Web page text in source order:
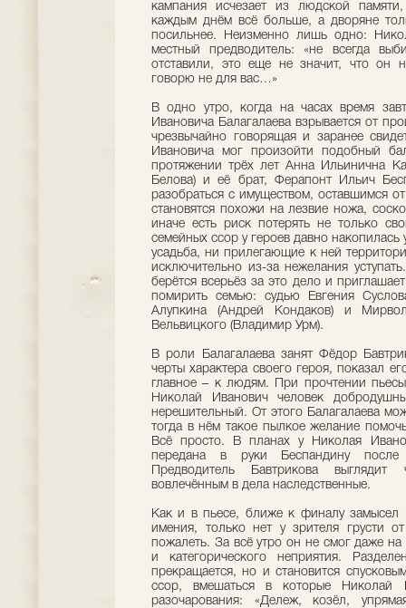
кампания исчезает из людской
каждым днём всё больше, а дворяне
посильнее. Неизменно лишь одно:
местный предводитель: «не всегда
отставили, это еще не значит, что он
говорю не для вас…»
В одно утро, когда на часах время
Ивановича Балагалаева взрывается от
чрезвычайно говорящая и заранее
Ивановича мог произойти подобный
протяжении трёх лет Анна Ильинична
Белова) и её брат, Ферапонт Ильич
разобраться с имуществом, оставшимся
становятся похожи на лезвие ножа,
иначе есть риск потерять не только
семейных ссор у героев давно накопилась
усадьба, ни прилегающие к ней
исключительно из-за нежелания
берётся всерьёз за это дело и
помирить семью: судью Евгения
Алупкина (Андрей Кондаков) и
Вельвицкого (Владимир Урм).
В роли Балагалаева занят Фёдор
черты характера своего героя, показал
главное – к людям. При прочтении
Николай Иванович человек
нерешительный. От этого Балагалаева
тогда в нём такое пылкое желание
Всё просто. В планах у Николая
передана в руки Бecпaндину
Предводитель Бавтрикова выглядит
вовлечённым в дела наследственные.
Как и в пьесе, ближе к финалу замысел
имения, только нет у зрителя грусти
пожалеть. За всё утро он не смог даже на
и категорического неприятия.
прекращается, но и становится
ссор, вмешаться в которые
разочарования: «Дележ, козёл,